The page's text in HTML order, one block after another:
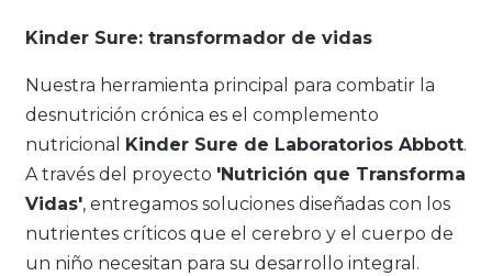
Kinder Sure: transformador de vidas
Nuestra herramienta principal para combatir la
desnutrición crónica es el complemento
nutricional Kinder Sure de Laboratorios Abbott.
A través del proyecto 'Nutrición que Transforma
Vidas', entregamos soluciones diseñadas con los
nutrientes críticos que el cerebro y el cuerpo de
un niño necesitan para su desarrollo integral.